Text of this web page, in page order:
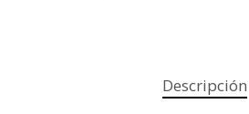
Descripción